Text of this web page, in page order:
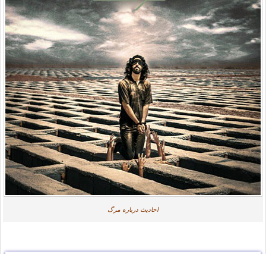
احادیث درباره مرگ